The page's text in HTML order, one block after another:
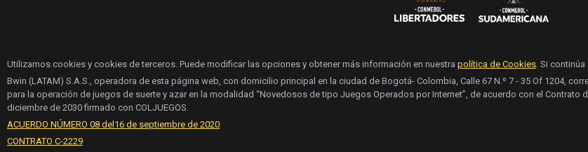
Utilizamos cookies y cookies de terceros. Puede modificar las opciones y obtener más información en nuestra política de Cookies. Si
Bwin (LATAM) S.A.S., operadora de esta página web, con domicilio principal en la ciudad de Bogotá- Colombia, Calle 67 N.º 7 - 35 Of 1204,
para la operación de juegos de suerte y azar en la modalidad “Novedosos de tipo Juegos Operados por Internet”, de acuerdo con el Contrato
diciembre de 2030 firmado con COLJUEGOS.
ACUERDO NÚMERO 08 del16 de septiembre de 2020
CONTRATO C-2229